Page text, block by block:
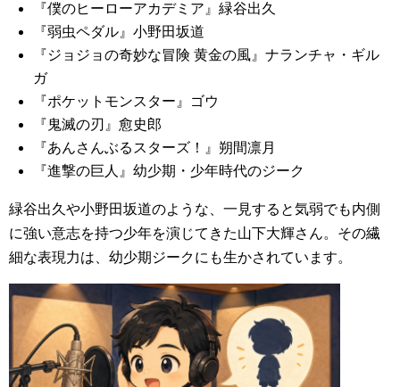
『僕のヒーローアカデミア』緑谷出久
『弱虫ペダル』小野田坂道
『ジョジョの奇妙な冒険 黄金の風』ナランチャ・ギル
ガ
『ポケットモンスター』ゴウ
『鬼滅の刃』愈史郎
『あんさんぶるスターズ！』朔間凛月
『進撃の巨人』幼少期・少年時代のジーク
緑谷出久や小野田坂道のような、一見すると気弱でも内側
に強い意志を持つ少年を演じてきた山下大輝さん。その繊
細な表現力は、幼少期ジークにも生かされています。